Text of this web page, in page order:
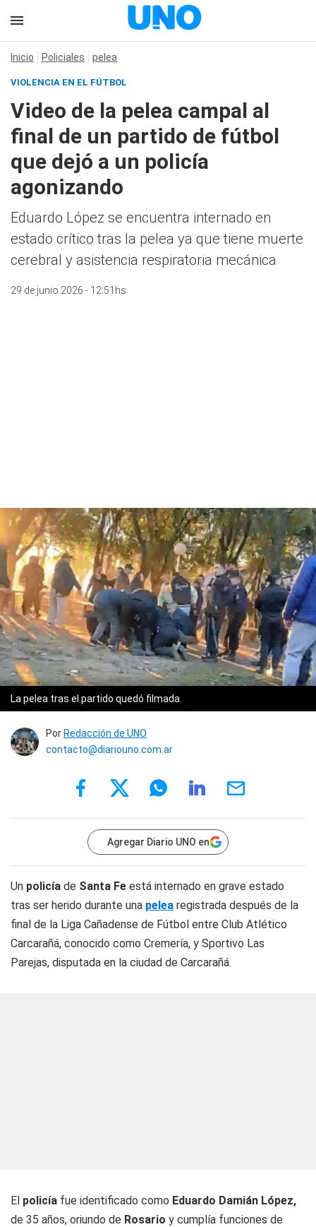
Inicio Policiales pelea
VIOLENCIA EN EL FÚTBOL
Video de la pelea campal al
final de un partido de fútbol
que dejó a un policía
agonizando
Eduardo López se encuentra internado en
estado crítico tras la pelea ya que tiene muerte
cerebral y asistencia respiratoria mecánica
29 de junio 2026 - 12:51hs
La pelea tras el partido quedó filmada.
Por Redacción de UNO
contacto@diariouno.com.ar
Agregar Diario UNO en
Un policía de Santa Fe está internado en grave estado
tras ser herido durante una pelea registrada después de la
final de la Liga Cañadense de Fútbol entre Club Atlético
Carcarañá, conocido como Cremería, y Sportivo Las
Parejas, disputada en la ciudad de Carcarañá.
El policía fue identificado como Eduardo Damián López,
de 35 años, oriundo de Rosario y cumplía funciones de